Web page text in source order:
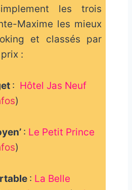
les trois
Maxime les mieux
et classés par
:
: Hôtel Jas Neuf
)
: Le Petit Prince
)
: La Belle